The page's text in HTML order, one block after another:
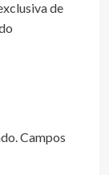
de
Campos